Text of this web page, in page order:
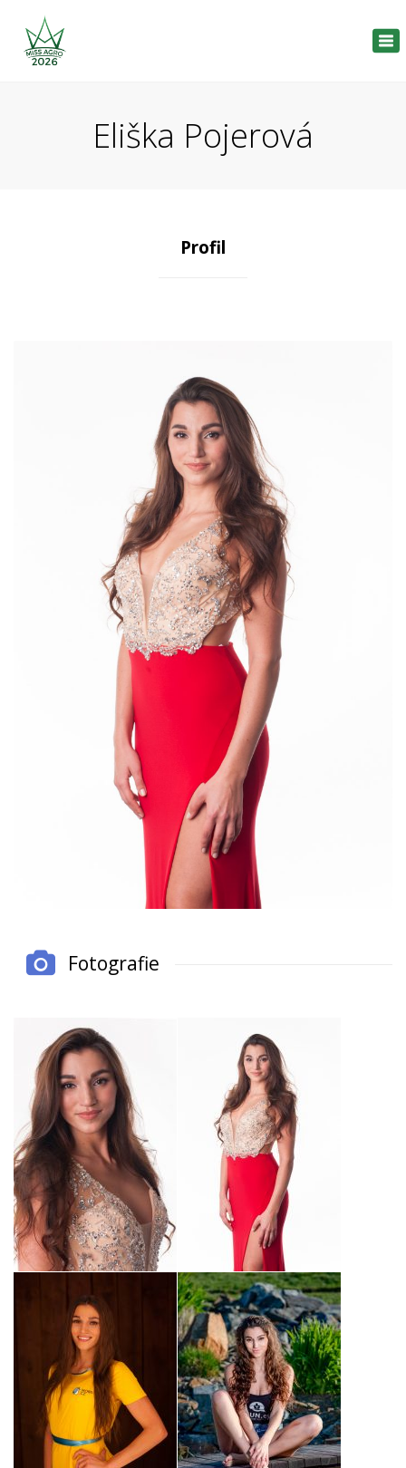
Eliška Pojerová
Profil
Fotografie